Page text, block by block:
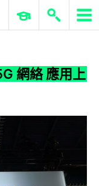
ERP 與商業 AI
網絡 應用上